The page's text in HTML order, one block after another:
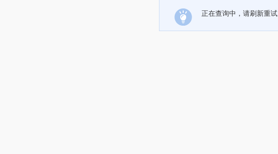
正在查询中，请刷新重试